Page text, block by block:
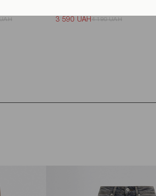
Укороченное худи со
3 590 UAH 4 190 UAH